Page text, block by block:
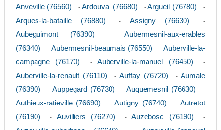
Anveville (76560) -Ardouval (76680) -Argueil (76780) -
Arques-la-bataille (76880) - Assigny (76630) -
Aubeguimont (76390) -Aubermesnil-aux-erables
(76340)
- Aubermesnil-beaumais (76550) -Auberville-la-
campagne (76170)
-Auberville-la-manuel (76450) -
Auberville-la-renault (76110) - Auffay (76720) -Aumale
(76390)
- Auppegard (76730) -Auquemesnil (76630) -
Authieux-ratieville (76690) - Autigny (76740) -Autretot
(76190)
- Auvilliers (76270) -Auzebosc (76190) -